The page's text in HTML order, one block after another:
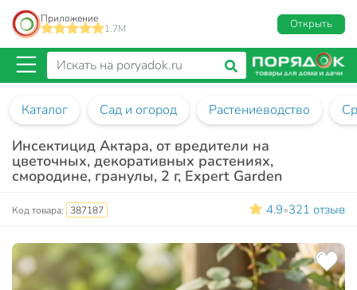
Приложение
1.7M
Открыть
Каталог Сад и огород Растениеводство
Инсектицид Актара, от вредители на
цветочных, декоративных растениях,
смородине, гранулы, 2 г, Expert Garden
Код товара: 387187 4.9•321 отзыв